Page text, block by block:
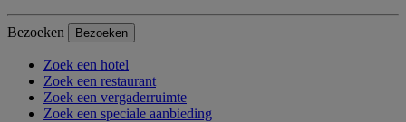
Bezoeken Bezoeken
Zoek een hotel
Zoek een restaurant
Zoek een vergaderruimte
Zoek een speciale aanbieding